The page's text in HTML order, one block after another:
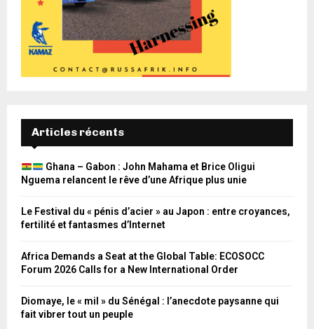
Articles récents
Ghana – Gabon : John Mahama et Brice Oligui
Nguema relancent le rêve d’une Afrique plus unie
Le Festival du « pénis d’acier » au Japon : entre croyances,
fertilité et fantasmes d’Internet
Africa Demands a Seat at the Global Table: ECOSOCC
Forum 2026 Calls for a New International Order
Diomaye, le « mil » du Sénégal : l’anecdote paysanne qui
fait vibrer tout un peuple